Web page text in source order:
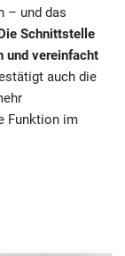
– und das
Schnittstelle
und vereinfacht
auch die
Funktion im